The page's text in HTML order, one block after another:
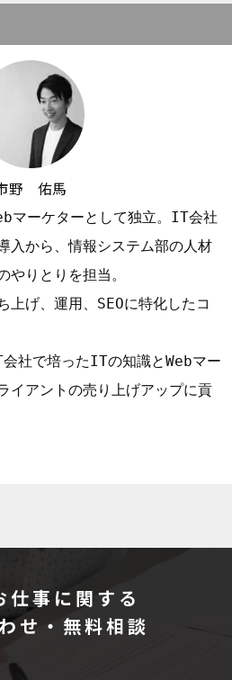
野 佑馬
マーケターとして独立。IT会社
入から、情報システム部の人材
やりとりを担当。
上げ、運用、SEOに特化したコ
社で培ったITの知識とWebマー
イアントの売り上げアップに貢
事に関する
せ・無料相談